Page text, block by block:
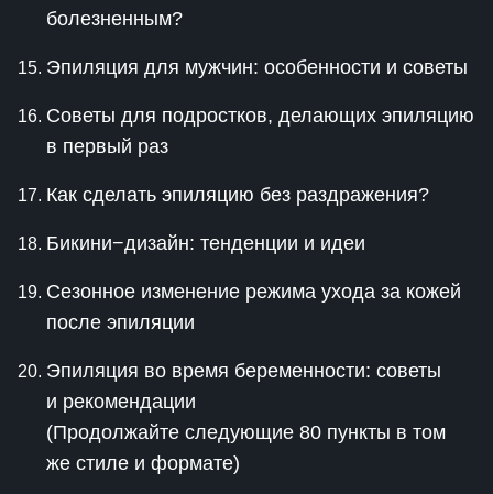
болезненным?
Эпиляция для мужчин: особенности и советы
Советы для подростков, делающих эпиляцию
в первый раз
Как сделать эпиляцию без раздражения?
Бикини−дизайн: тенденции и идеи
Сезонное изменение режима ухода за кожей
после эпиляции
Эпиляция во время беременности: советы
и рекомендации
(Продолжайте следующие 80 пункты в том
же стиле и формате)